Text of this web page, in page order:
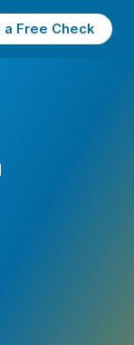
a Free Check